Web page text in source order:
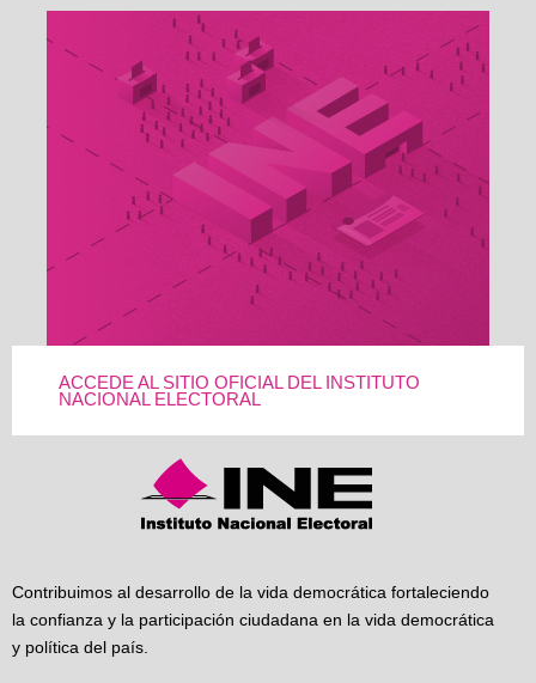
ACCEDE AL SITIO OFICIAL DEL INSTITUTO
NACIONAL ELECTORAL
Contribuimos al desarrollo de la vida democrática fortaleciendo
la confianza y la participación ciudadana en la vida democrática
y política del país.